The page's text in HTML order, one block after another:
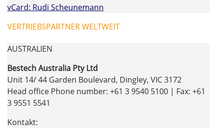
vCard: Rudi Scheunemann
VERTRIEBSPARTNER WELTWEIT
AUSTRALIEN
Bestech Australia Pty Ltd
Unit 14/ 44 Garden Boulevard, Dingley, VIC 3172
Head office Phone number: +61 3 9540 5100 | Fax: +61
3 9551 5541
Kontakt: